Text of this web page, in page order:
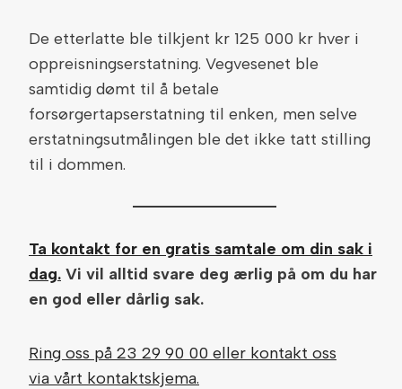
De etterlatte ble tilkjent kr 125 000 kr hver i
oppreisningserstatning. Vegvesenet ble
samtidig dømt til å betale
forsørgertapserstatning til enken, men selve
erstatningsutmålingen ble det ikke tatt stilling
til i dommen.
Ta kontakt for en gratis samtale om din sak i
dag. Vi vil alltid svare deg ærlig på om du har
en god eller dårlig sak.
Ring oss på 23 29 90 00 eller kontakt oss
via vårt kontaktskjema.